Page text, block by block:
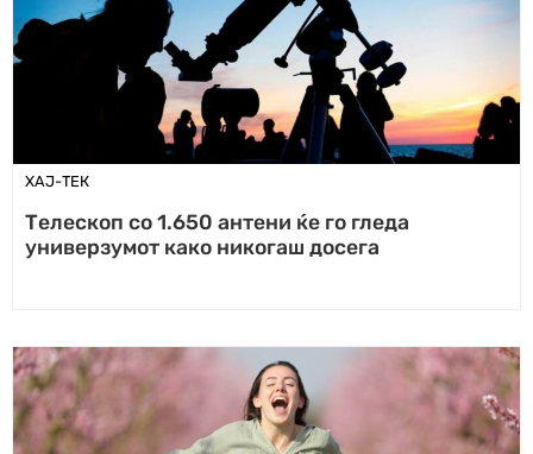
ХАЈ-ТЕК
Телескоп со 1.650 антени ќе го гледа
универзумот како никогаш досега